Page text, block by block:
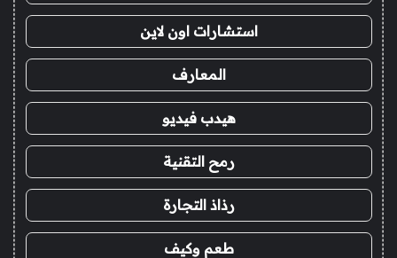
استشارات اون لاين
المعارف
هيدب فيديو
رمح التقنية
رذاذ التجارة
طعم وكيف